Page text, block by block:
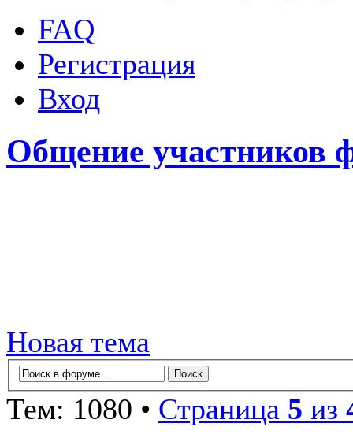
FAQ
Регистрация
Вход
Общение участников
Новая тема
Тем: 1080 • Страница 5 из